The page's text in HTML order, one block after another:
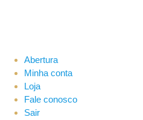
Abertura
Minha conta
Loja
Fale conosco
Sair